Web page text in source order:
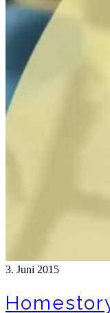
3. Juni 2015